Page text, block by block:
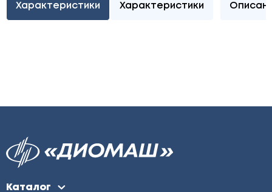
Характеристики Характеристики
Каталог